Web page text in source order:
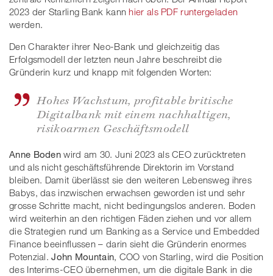
2023 der Starling Bank kannhier als PDF runtergeladen
werden.
Den Charakter ihrer Neo-Bank und gleichzeitig das
Erfolgsmodell der letzten neun Jahre beschreibt die
Gründerin kurz und knapp mit folgenden Worten:
Hohes Wachstum, profitable britische
Digitalbank mit einem nachhaltigen,
risikoarmen Geschäftsmodell
Anne Boden wird am 30. Juni 2023 als CEO zurücktreten
und als nicht geschäftsführende Direktorin im Vorstand
bleiben. Damit überlässt sie den weiteren Lebensweg ihres
Babys, das inzwischen erwachsen geworden ist und sehr
grosse Schritte macht, nicht bedingungslos anderen. Boden
wird weiterhin an den richtigen Fäden ziehen und vor allem
die Strategien rund um Banking as a Service und Embedded
Finance beeinflussen – darin sieht die Gründerin enormes
Potenzial. John Mountain, COO von Starling, wird die Position
des Interims-CEO übernehmen, um die digitale Bank in die